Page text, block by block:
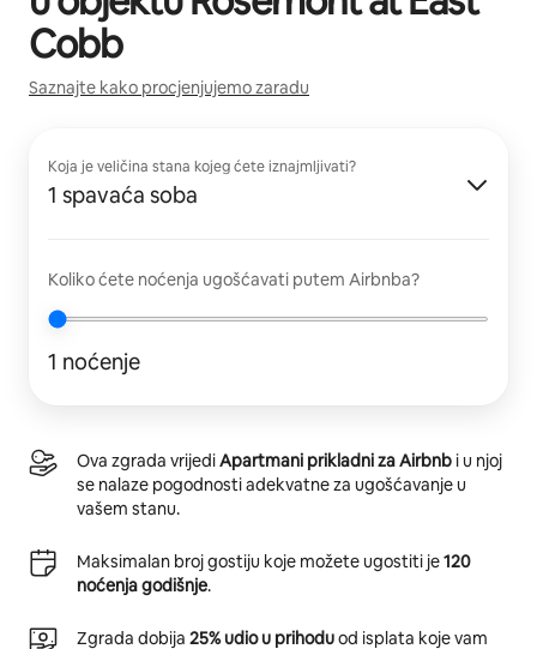
Cobb
Saznajte kako procjenjujemo zaradu
Koja je veličina stana kojeg ćete iznajmljivati?
1 spavaća soba
Koliko ćete noćenja ugošćavati putem Airbnba?
1 noćenje
Ova zgrada vrijediApartmani prikladni za Airbnb i u njoj
se nalaze pogodnosti adekvatne za ugošćavanje u
vašem stanu.
Maksimalan broj gostiju koje možete ugostiti je120
noćenja godišnje.
Zgrada dobija 25% udio u prihoduod isplata koje vam